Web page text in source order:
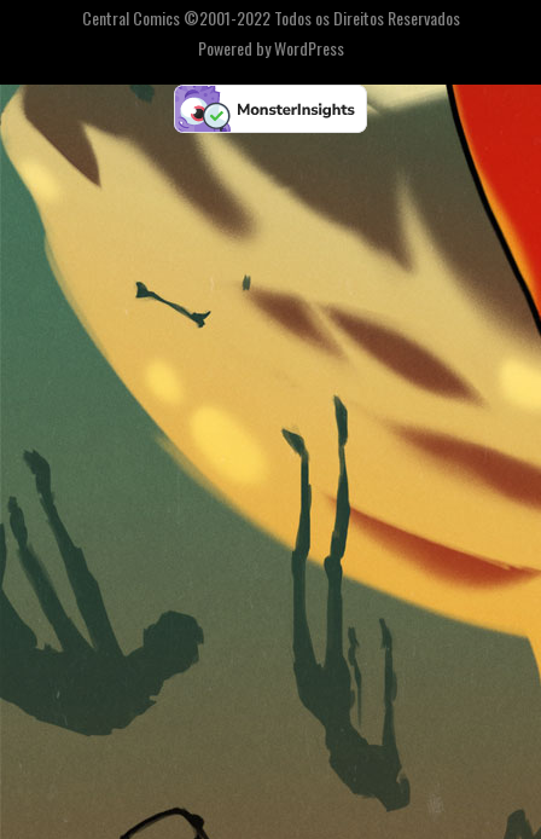
Central Comics ©2001-2022 Todos os Direitos Reservados
Powered byWordPress